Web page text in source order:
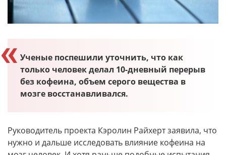
Ученые поспешили уточнить, что как
только человек делал 10-дневный перерыв
без кофеина, объем серого вещества в
мозге восстанавливался.
Руководитель проекта Кэролин Райхерт заявила, что
нужно и дальше исследовать влияние кофеина на